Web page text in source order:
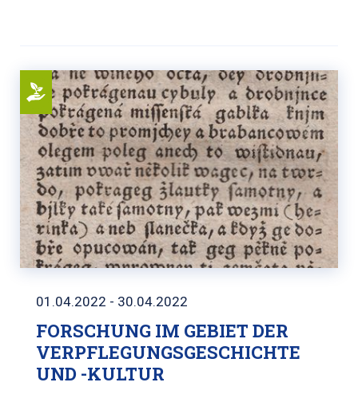
01.04.2022 - 30.04.2022
FORSCHUNG IM GEBIET DER
VERPFLEGUNGSGESCHICHTE
UND -KULTUR